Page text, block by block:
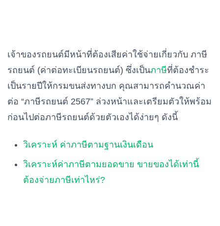
เจ้าของรถยนต์มีหน้าที่ต้องเสียค่าใช้จ่ายเกี่ยวกับ ภาษี
รถยนต์ (ค่าต่อทะเบียนรถยนต์) ซึ่งเป็นภาษีที่ต้องชำระ
เป็นรายปีให้กรมขนส่งทางบก คุณสามารถคำนวณค่า
ต่อ “ภาษีรถยนต์ 2567” ล่วงหน้าและเตรียมตัวให้พร้อม
ก่อนไปต่อภาษีรถยนต์ด้วยตัวเองได้ง่ายๆ ดังนี้
วิเคราะห์ ค่าภาษีตามฐานเงินเดือน
วิเคราะห์ค่าภาษีตามยอดขาย ขายของได้เท่านี้
ต้องจ่ายภาษีเท่าไหร่?